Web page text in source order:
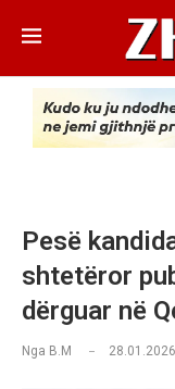
Pesë
shtetëror
dërguar në
Nga B.M